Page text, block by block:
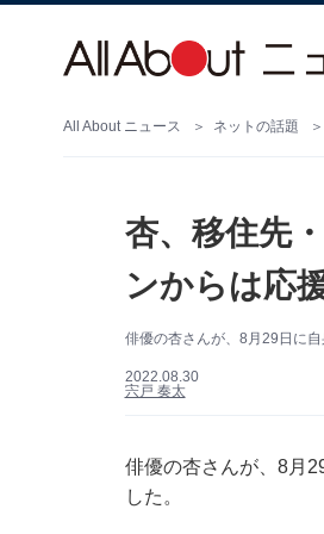
All About ニュース ネットの話題
杏、移住先
ンからは応
俳優の杏さんが、8月29日に
2022.08.30
宍戸 奏太
俳優の杏さんが、8月
した。